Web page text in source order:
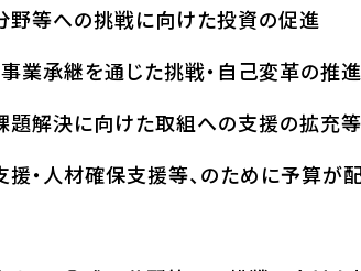
等への挑戦に向けた投資の促進
業承継を通じた挑戦・自己変革の推進
解決に向けた取組への支援の拡充等
・人材確保支援等、のために予算が配